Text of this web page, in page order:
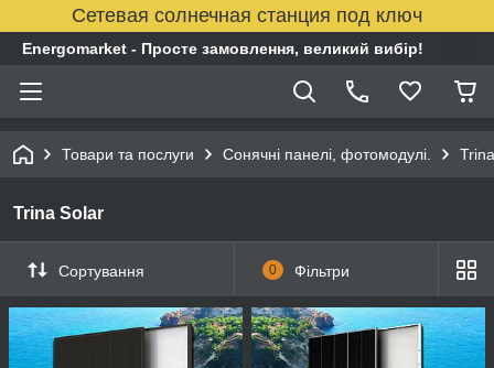
Сетевая солнечная станция под ключ
Energomarket - Просте замовлення, великий вибір!
Товари та послуги Сонячні панелі, фотомодулі.
Trina Solar
Сортування 0 Фільтри